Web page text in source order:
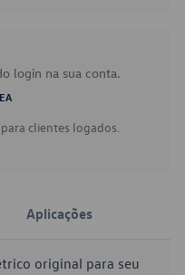
login na sua conta.
clientes logados.
Aplicações
original para seu